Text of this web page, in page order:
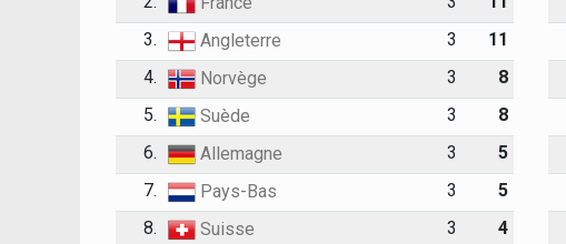
3.
Angleterre 3
11
4.
Norvège 3
8
5.
Suède 3
8
6.
Allemagne 3
5
7.
Pays-Bas 3
5
8.
Suisse 3
4